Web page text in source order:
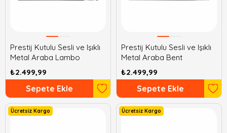
Prestij Kutulu Sesli ve Işıklı
Metal Araba Lambo
₺2.499,99
Sepete Ekle
Prestij Kutulu Sesli ve Işıklı
Metal Araba Bent
₺2.499,99
Sepete Ekle
Ücretsiz Kargo Ücretsiz Kargo